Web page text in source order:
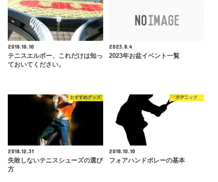
2018.10.10
テニスエルボー、これだけは知っ
ておいてください。
2023.8.4
2023年お盆イベント一覧
おすすめグッズ
2018.12.31
失敗しないテニスシューズの選び
方
テクニック
2018.10.10
フォアハンドボレーの基本